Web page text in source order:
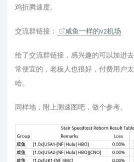
鸡折腾速度。
交流群链接： 咸鱼一样的v2机场
给了交流群链接，感兴趣的可以加进
常便宜的，老板人也很好，付费用户
哈。
同样地，附上测速图吧，做个参考。